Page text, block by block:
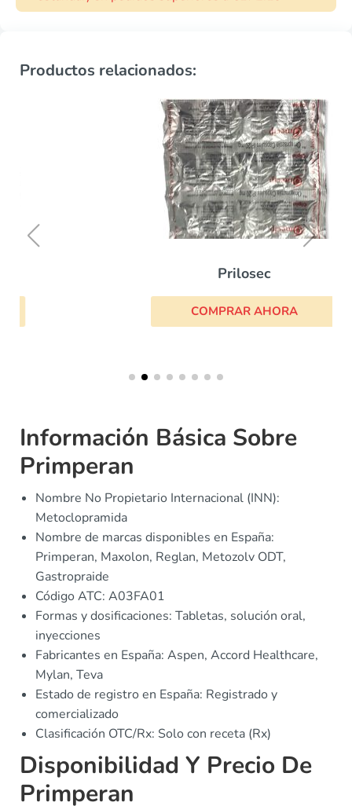
Productos relacionados:
COMPRAR AHORA
Información Básica Sobre
Primperan
Nombre No Propietario Internacional (INN):
Metoclopramida
Nombre de marcas disponibles en España:
Primperan, Maxolon, Reglan, Metozolv ODT,
Gastropraide
Código ATC: A03FA01
Formas y dosificaciones: Tabletas, solución oral,
inyecciones
Fabricantes en España: Aspen, Accord Healthcare,
Mylan, Teva
Estado de registro en España: Registrado y
comercializado
Clasificación OTC/Rx: Solo con receta (Rx)
Disponibilidad Y Precio De
Primperan